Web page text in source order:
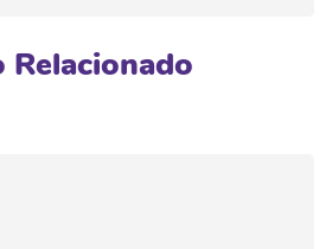
Relacionado